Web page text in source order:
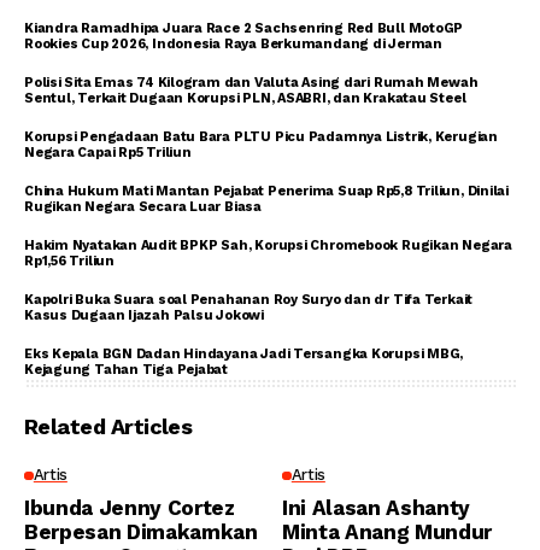
Kiandra Ramadhipa Juara Race 2 Sachsenring Red Bull MotoGP
Rookies Cup 2026, Indonesia Raya Berkumandang di Jerman
Polisi Sita Emas 74 Kilogram dan Valuta Asing dari Rumah Mewah
Sentul, Terkait Dugaan Korupsi PLN, ASABRI, dan Krakatau Steel
Korupsi Pengadaan Batu Bara PLTU Picu Padamnya Listrik, Kerugian
Negara Capai Rp5 Triliun
China Hukum Mati Mantan Pejabat Penerima Suap Rp5,8 Triliun, Dinilai
Rugikan Negara Secara Luar Biasa
Hakim Nyatakan Audit BPKP Sah, Korupsi Chromebook Rugikan Negara
Rp1,56 Triliun
Kapolri Buka Suara soal Penahanan Roy Suryo dan dr Tifa Terkait
Kasus Dugaan Ijazah Palsu Jokowi
Eks Kepala BGN Dadan Hindayana Jadi Tersangka Korupsi MBG,
Kejagung Tahan Tiga Pejabat
Related Articles
Artis
Ibunda Jenny Cortez
Berpesan Dimakamkan
Artis
Ini Alasan Ashanty
Minta Anang Mundur